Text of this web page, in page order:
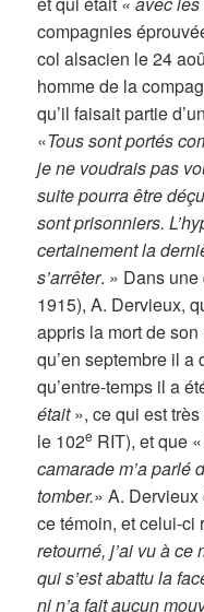
compagnies
col alsacien le 24
homme de la
qu’il faisait partie
«Tous sont portés
je ne voudrais pas
suite pourra être
sont prisonniers.
certainement la
s’arrêter. » Dans
1915), A. Dervieux,
appris la mort de
qu’en septembre il a
qu’entre-temps il a
était», ce qui est
le 102e RIT), et que
camarade m’a parlé
tomber.» A. Dervieux
ce témoin, et celui-ci
retourné, j’ai vu à ce
qui s’est abattu la
ni n’a fait aucun